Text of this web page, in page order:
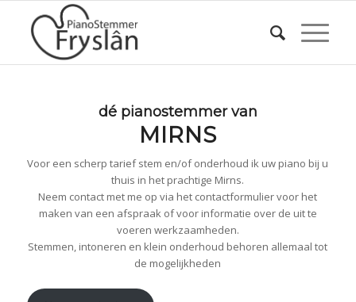
dé pianostemmer van
MIRNS
Voor een scherp tarief stem en/of onderhoud ik uw piano bij u
thuis in het prachtige Mirns.
Neem contact met me op via het contactformulier voor het
maken van een afspraak of voor informatie over de uit te
voeren werkzaamheden.
Stemmen, intoneren en klein onderhoud behoren allemaal tot
de mogelijkheden